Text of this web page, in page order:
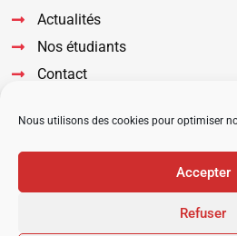
Nous utilisons des cookies pour optimiser
Accepter
Refuser
Actualités
Nos étudiants
Contact
2022 © URPS MK Occitanie –